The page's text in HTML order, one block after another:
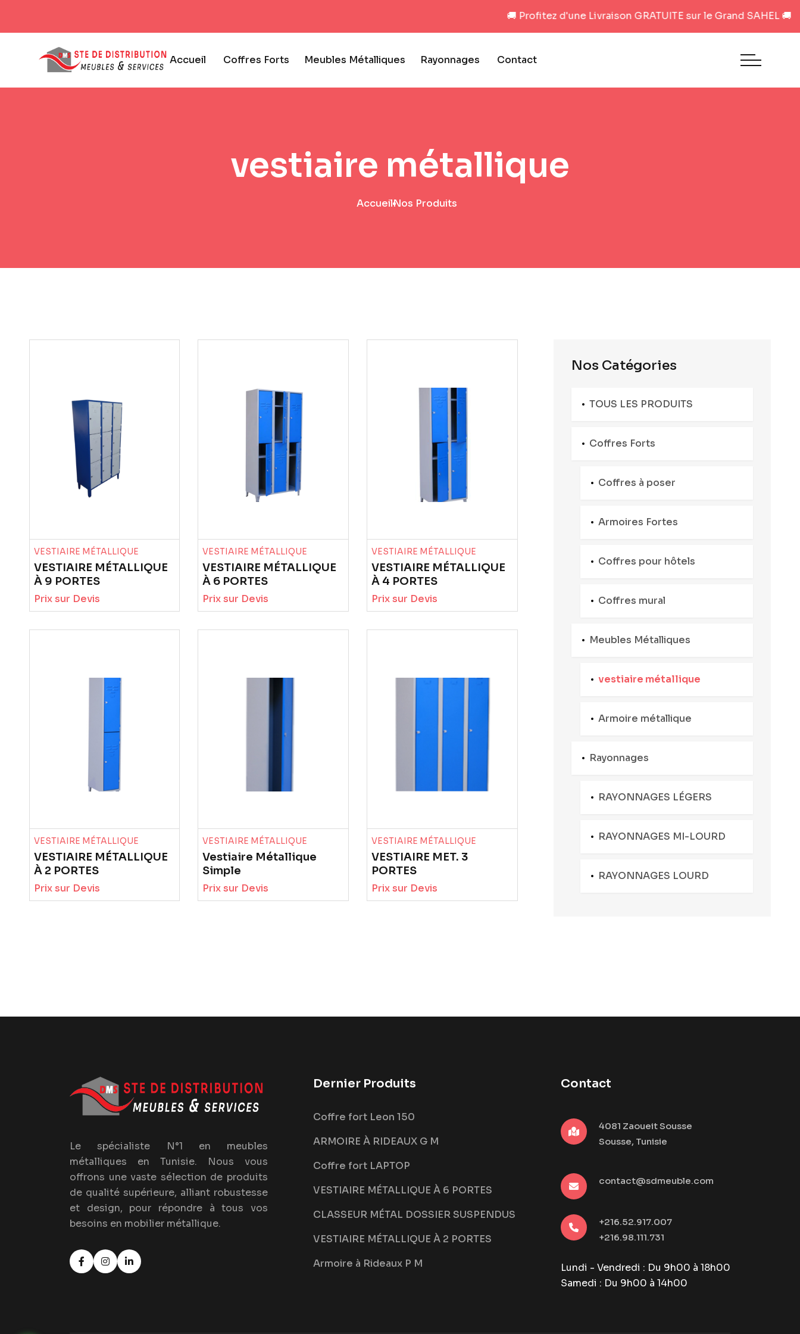
🚚 Profitez d'une Livraison GRATUITE sur le Grand SAHEL 🚚 ...
Accueil Coffres Forts Meubles Métalliques Rayonnages Contact
vestiaire métallique
AccueilNos Produits
VESTIAIRE MÉTALLIQUE
VESTIAIRE MÉTALLIQUE
À 9 PORTES
Prix sur Devis
VESTIAIRE MÉTALLIQUE
VESTIAIRE MÉTALLIQUE
À 6 PORTES
Prix sur Devis
VESTIAIRE MÉTALLIQUE
VESTIAIRE MÉTALLIQUE
À 4 PORTES
Prix sur Devis
VESTIAIRE MÉTALLIQUE
VESTIAIRE MÉTALLIQUE
À 2 PORTES
Prix sur Devis
VESTIAIRE MÉTALLIQUE
Vestiaire Métallique
Simple
Prix sur Devis
VESTIAIRE MÉTALLIQUE
VESTIAIRE MET. 3
PORTES
Prix sur Devis
Nos Catégories
TOUS LES PRODUITS
Coffres Forts
Coffres à poser
Armoires Fortes
Coffres pour hôtels
Coffres mural
Meubles Métalliques
vestiaire métallique
Armoire métallique
Rayonnages
RAYONNAGES LÉGERS
RAYONNAGES MI-LOURD
RAYONNAGES LOURD
Le spécialiste N°1 en meubles
métalliques en Tunisie. Nous vous
offrons une vaste sélection de produits
de qualité supérieure, alliant robustesse
et design, pour répondre à tous vos
besoins en mobilier métallique.
Dernier Produits
Coffre fort Leon 150
ARMOIRE À RIDEAUX G M
Coffre fort LAPTOP
VESTIAIRE MÉTALLIQUE À 6 PORTES
CLASSEUR MÉTAL DOSSIER SUSPENDUS
VESTIAIRE MÉTALLIQUE À 2 PORTES
Armoire à Rideaux P M
Contact
4081 Zaoueit Sousse
Sousse, Tunisie
contact@sdmeuble.com
+216.52.917.007
+216.98.111.731
Lundi - Vendredi : Du 9h00 à 18h00
Samedi : Du 9h00 à 14h00